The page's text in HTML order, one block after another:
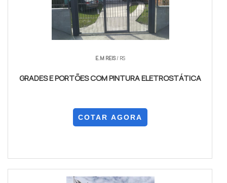
E.M REIS/ RS
GRADES E PORTÕES COM PINTURA ELETROSTÁTICA
COTAR AGORA